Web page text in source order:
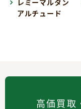
レミーマルタン
アルチュード
高価買取